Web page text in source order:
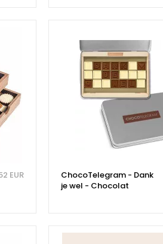
EUR
ChocoTelegram - Dank
je wel - Chocolat